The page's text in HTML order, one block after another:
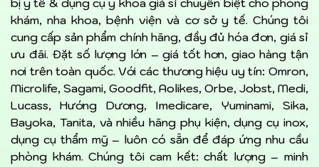
bị y tế & dụng cụ y khoa giá sỉ chuyên biệt cho phòng
khám, nha khoa, bệnh viện và cơ sở y tế. Chúng tôi
cung cấp sản phẩm chính hãng, đầy đủ hóa đơn, giá sỉ
ưu đãi. Đặt số lượng lớn – giá tốt hơn, giao hàng tận
nơi trên toàn quốc. Với các thương hiệu uy tín: Omron,
Microlife, Sagami, Goodfit, Aolikes, Orbe, Jobst, Medi,
Lucass, Hướng Dương, Imedicare, Yuminami, Sika,
Bayoka, Tanita, và nhiều hãng phụ kiện, dụng cụ inox,
dụng cụ thẩm mỹ – luôn có sẵn để đáp ứng nhu cầu
phòng khám. Chúng tôi cam kết: chất lượng – minh